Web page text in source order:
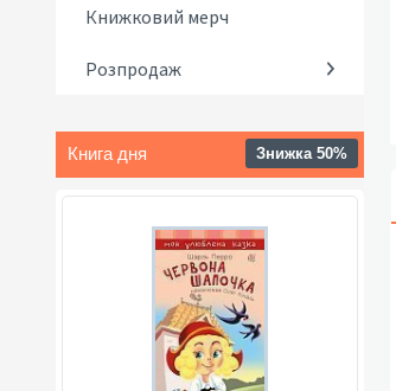
Книжковий мерч
Розпродаж
Книга дня Знижка 50%